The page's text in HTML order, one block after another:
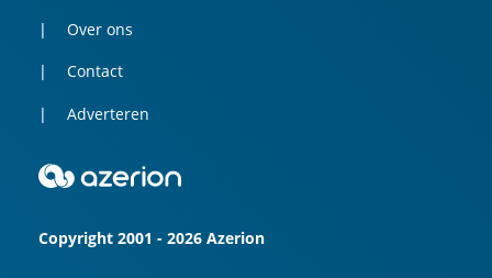
Over ons
Contact
Adverteren
Copyright 2001 - 2026 Azerion